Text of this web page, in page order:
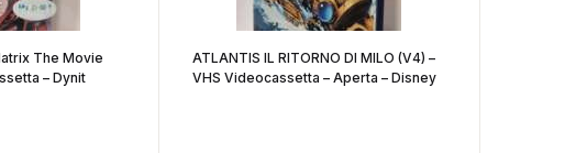
The Movie
– Dynit
ATLANTIS IL RITORNO DI MILO (V4) –
VHS Videocassetta – Aperta – Disney